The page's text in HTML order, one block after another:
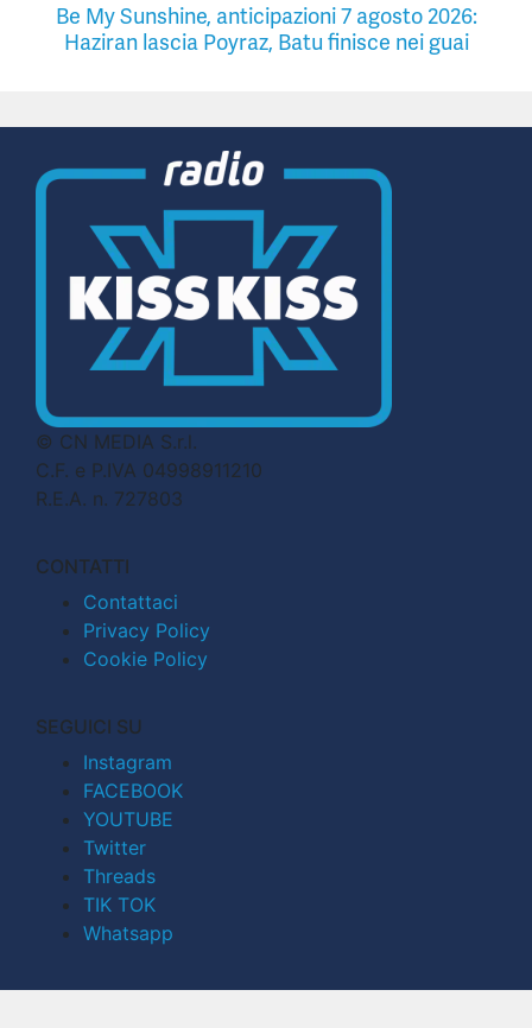
Be My Sunshine, anticipazioni 7 agosto 2026:
Haziran lascia Poyraz, Batu finisce nei guai
© CN MEDIA S.r.l.
C.F. e P.IVA 04998911210
R.E.A. n. 727803
CONTATTI
Contattaci
Privacy Policy
Cookie Policy
SEGUICI SU
Instagram
FACEBOOK
YOUTUBE
Twitter
Threads
TIK TOK
Whatsapp